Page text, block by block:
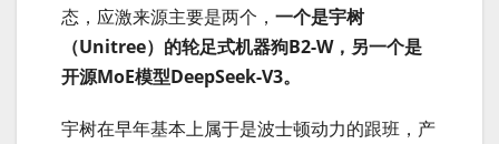
态，应激来源主要是两个， 一个是宇树
（Unitree）的轮足式机器狗B2-W，另一个是
开源MoE模型DeepSeek-V3。
宇树在早年基本上属于是波士顿动力的跟班，产